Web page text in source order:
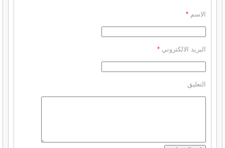
الاسم *
البريد الالكتروني *
التعليق